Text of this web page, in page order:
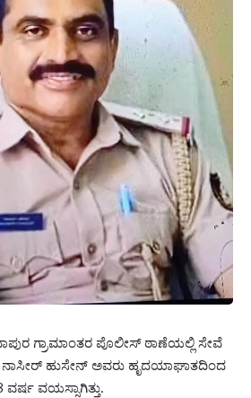
ಗ್ರಾಮಾಂತರ ಪೊಲೀಸ್ ಠಾಣೆಯಲ್ಲಿ ಸೇವೆ
ನಾಸೀರ್ ಹುಸೇನ್ ಅವರು ಹೃದಯಾಘಾತದಿಂದ
ವಯಸ್ಸಾಗಿತ್ತು.